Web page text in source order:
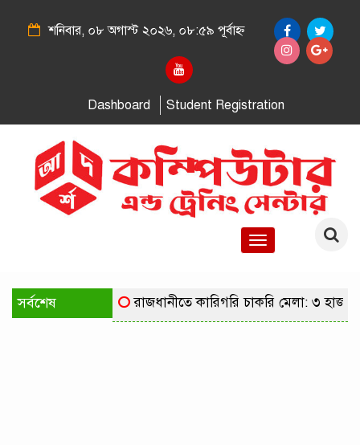
শনিবার, ০৮ অগাস্ট ২০২৬, ০৮:৫৯ পূর্বাহ্ন
Dashboard Student Registration
Toggle
সর্বশেষ রাজধানীতে কারিগরি চাকরি মেলা: ৩